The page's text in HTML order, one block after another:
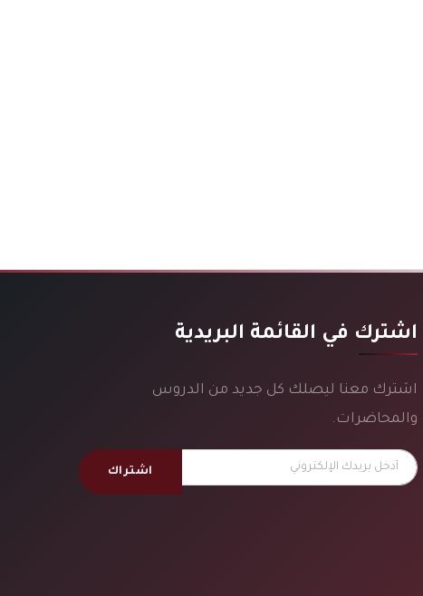
اشترك في القائمة البريدية
اشترك معنا ليصلك كل جديد من الدروس
والمحاضرات.
اشتراك